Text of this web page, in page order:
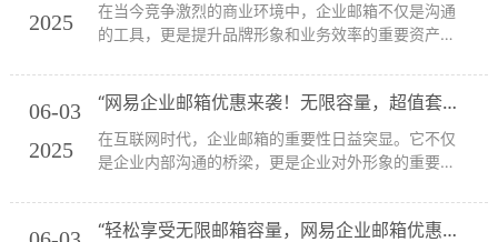
2025
在当今竞争激烈的商业环境中，企业邮箱不仅是沟通
的工具，更是提升品牌形象和业务效率的重要资产。
了许多企业的首选。而现在，网易企业邮箱带来了超
值的优惠，助力您的业务更上一层楼！本文将为您详
细介...
06-03
2025
“网易企业邮箱优惠来袭！无限容量，超值套餐等你拿！”
在互联网时代，企业邮箱的重要性日益突显。它不仅
是企业内部沟通的桥梁，更是企业对外形象的重要体
务经验，成为许多企业的首选。今天，我们将为大家
介绍网易企业邮箱的最新优惠及其特点，让您的企业
“轻松享受无限邮箱容量，网易企业邮箱优惠等你来拿！”